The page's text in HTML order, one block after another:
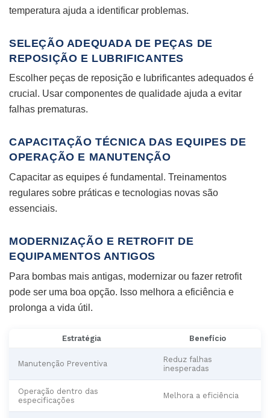
temperatura ajuda a identificar problemas.
SELEÇÃO ADEQUADA DE PEÇAS DE
REPOSIÇÃO E LUBRIFICANTES
Escolher peças de reposição e lubrificantes adequados é
crucial. Usar componentes de qualidade ajuda a evitar
falhas prematuras.
CAPACITAÇÃO TÉCNICA DAS EQUIPES DE
OPERAÇÃO E MANUTENÇÃO
Capacitar as equipes é fundamental. Treinamentos
regulares sobre práticas e tecnologias novas são
essenciais.
MODERNIZAÇÃO E RETROFIT DE
EQUIPAMENTOS ANTIGOS
Para bombas mais antigas, modernizar ou fazer retrofit
pode ser uma boa opção. Isso melhora a eficiência e
prolonga a vida útil.
Estratégia Benefício
Manutenção Preventiva
Reduz falhas
inesperadas
Operação dentro das
especificações
Melhora a eficiência